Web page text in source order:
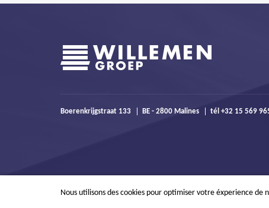
Boerenkrijgstraat 133 BE - 2800 Malines tél +32 15 569
Nous utilisons des cookies pour optimiser votre éxperience de